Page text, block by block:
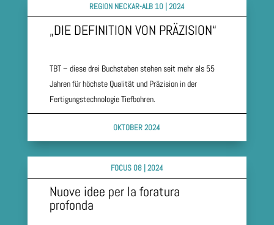
REGION NECKAR-ALB 10 | 2024
„DIE DEFINITION VON PRÄZISION“
TBT – diese drei Buchstaben stehen seit mehr als 55
Jahren für höchste Qualität und Präzision in der
Fertigungstechnologie Tiefbohren.
OKTOBER 2024
FOCUS 08 | 2024
Nuove idee per la foratura
profonda